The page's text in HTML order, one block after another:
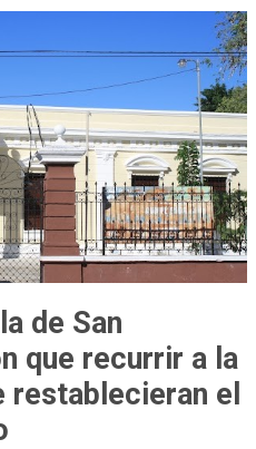
de San
que recurrir a la
el